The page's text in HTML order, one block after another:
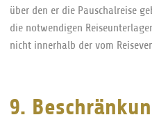
über den er die Pauschalreise
die notwendigen
nicht innerhalb der vom
9.